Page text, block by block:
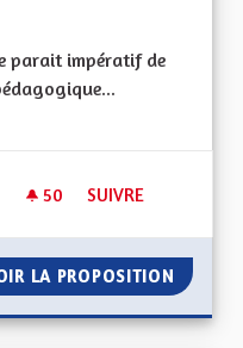
parait impératif de
: Autres
50 50 ABONNÉS
SUIVRE
LA PROPOSITION